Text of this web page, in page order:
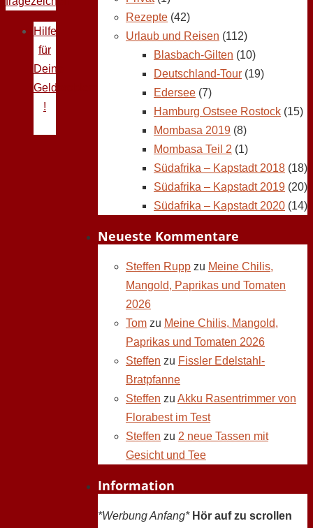
Hilfe
für
Deine
Geldprobleme
!
Rezepte (42)
Urlaub und Reisen (112)
Blasbach-Gilten (10)
Deutschland-Tour (19)
Edersee (7)
Hamburg Ostsee Rostock (15)
Mombasa 2019 (8)
Mombasa Teil 2 (1)
Südafrika – Kapstadt 2018 (18)
Südafrika – Kapstadt 2019 (20)
Südafrika – Kapstadt 2020 (14)
Neueste Kommentare
Steffen Rupp zu Meine Chilis,
Mangold, Paprikas und Tomaten
2026
Tom zu Meine Chilis, Mangold,
Paprikas und Tomaten 2026
Steffen zu Fissler Edelstahl-
Bratpfanne
Steffen zu Akku Rasentrimmer von
Florabest im Test
Steffen zu 2 neue Tassen mit
Gesicht und Tee
Information
*Werbung Anfang* Hör auf zu scrollen